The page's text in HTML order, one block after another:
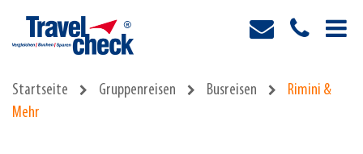
Startseite Gruppenreisen Busreisen
Rimini &
Mehr